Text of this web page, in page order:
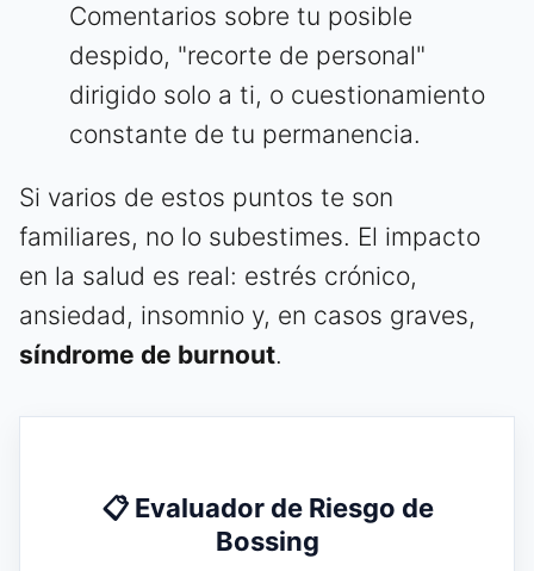
Comentarios sobre tu posible
despido, "recorte de personal"
dirigido solo a ti, o cuestionamiento
constante de tu permanencia.
Si varios de estos puntos te son
familiares, no lo subestimes. El impacto
en la salud es real: estrés crónico,
ansiedad, insomnio y, en casos graves,
síndrome de burnout.
📋 Evaluador de Riesgo de
Bossing